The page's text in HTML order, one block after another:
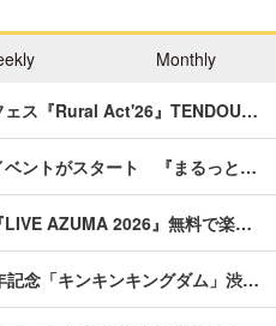
Monthly
ェス『Rural Act'26』TENDOU…
ベントがスタート 『まるっと…
LIVE AZUMA 2026』無料で楽…
記念「キンキンキングダム」渋…